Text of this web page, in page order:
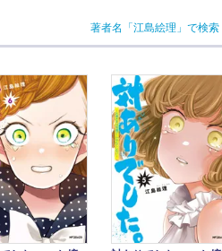
著者名「江島絵理」で検索